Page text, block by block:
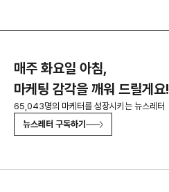
매주 화요일 아침,
마케팅 감각을 깨워 드릴게요!
65,043명의 마케터를 성장시키는 뉴스레터
뉴스레터 구독하기